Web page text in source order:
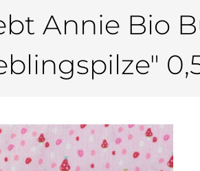
bis 70 Kg
Annie Bio